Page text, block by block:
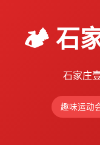
🏕️ 石
石家庄
趣味运动